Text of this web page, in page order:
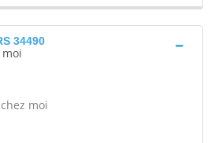
34490
moi